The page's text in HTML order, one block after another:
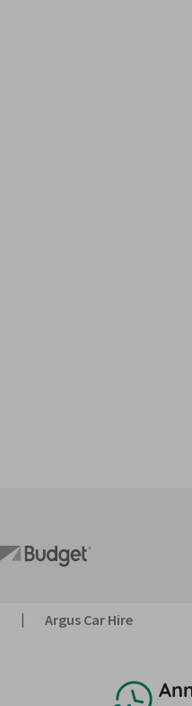
Argus Car Hire